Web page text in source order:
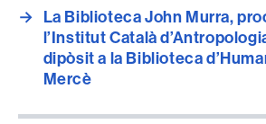
→ La Biblioteca John Murra,
l’Institut Català
dipòsit a la Biblioteca
Mercè